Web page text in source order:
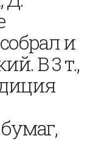
и
В 3 т.,